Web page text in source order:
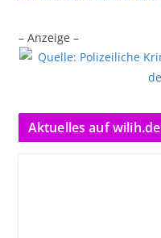
– Anzeige –
Aktuelles auf wilih.de